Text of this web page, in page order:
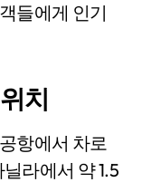
들에게 인기
치
항에서 차로
라에서 약 1.5